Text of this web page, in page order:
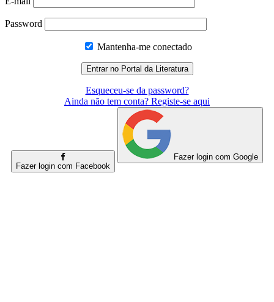
Password
Mantenha-me conectado
Esqueceu-se da password?
Ainda não tem conta? Registe-se aqui
Fazer login com Facebook
Fazer login com Google